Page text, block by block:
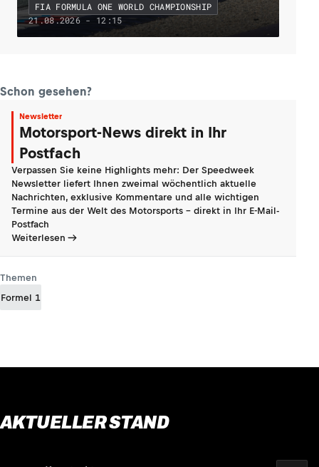
FIA FORMULA ONE WORLD CHAMPIONSHIP
21.08.2026 - 12:15
Schon gesehen?
Newsletter
Motorsport-News direkt in Ihr
Postfach
Verpassen Sie keine Highlights mehr: Der Speedweek
Newsletter liefert Ihnen zweimal wöchentlich aktuelle
Nachrichten, exklusive Kommentare und alle wichtigen
Termine aus der Welt des Motorsports - direkt in Ihr E-Mail-
Postfach
Weiterlesen
Themen
Formel 1
AKTUELLER STAND